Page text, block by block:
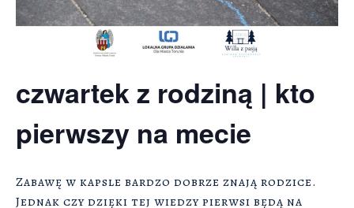
czwartek z rodziną | kto
pierwszy na mecie
Zabawę w kapsle bardzo dobrze znają rodzice.
Jednak czy dzięki tej wiedzy pierwsi będą na